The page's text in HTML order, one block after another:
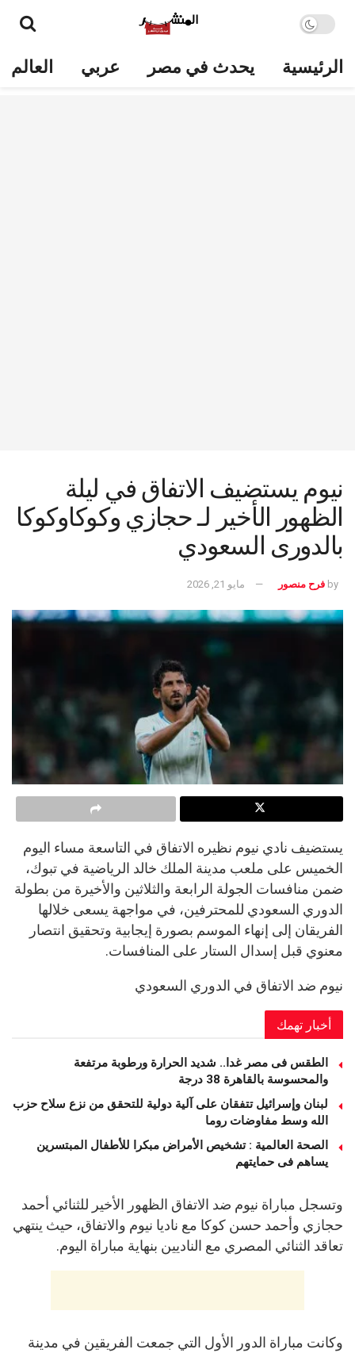
الرئيسية يحدث في مصر عربي العالم
نيوم يستضيف الاتفاق في ليلة
الظهور الأخير لـ حجازي وكوكاوكوكا
بالدورى السعودي
by فرح منصور مايو 21, 2026
يستضيف نادي نيوم نظيره الاتفاق في التاسعة مساء اليوم
الخميس على ملعب مدينة الملك خالد الرياضية في تبوك،
ضمن منافسات الجولة الرابعة والثلاثين والأخيرة من بطولة
الدوري السعودي للمحترفين، في مواجهة يسعى خلالها
الفريقان إلى إنهاء الموسم بصورة إيجابية وتحقيق انتصار
معنوي قبل إسدال الستار على المنافسات.
نيوم ضد الاتفاق في الدوري السعودي
أخبار تهمك
الطقس فى مصر غدا.. شديد الحرارة ورطوبة مرتفعة
والمحسوسة بالقاهرة 38 درجة
لبنان وإسرائيل تتفقان على آلية دولية للتحقق من نزع سلاح حزب
الله وسط مفاوضات روما
الصحة العالمية : تشخيص الأمراض مبكرا للأطفال المبتسرين
يساهم فى حمايتهم
وتسجل مباراة نيوم ضد الاتفاق الظهور الأخير للثنائي أحمد
حجازي وأحمد حسن كوكا مع ناديا نيوم والاتفاق، حيث ينتهي
تعاقد الثنائي المصري مع الناديين بنهاية مباراة اليوم.
وكانت مباراة الدور الأول التي جمعت الفريقين في مدينة